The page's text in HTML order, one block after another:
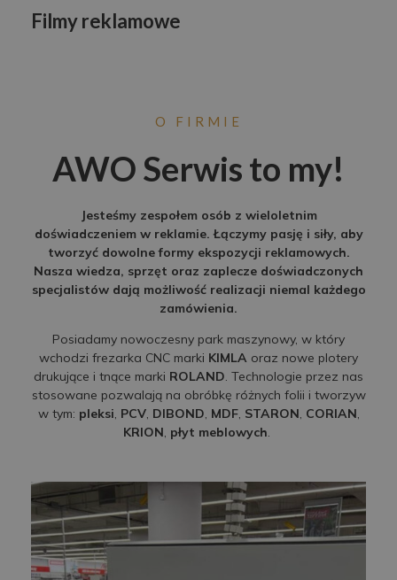
Filmy reklamowe
O FIRMIE
AWO Serwis to my!
Jesteśmy zespołem osób z wieloletnim
doświadczeniem w reklamie. Łączymy pasję i siły, aby
tworzyć dowolne formy ekspozycji reklamowych.
Nasza wiedza, sprzęt oraz zaplecze doświadczonych
specjalistów dają możliwość realizacji niemal każdego
zamówienia.
Posiadamy nowoczesny park maszynowy, w który
wchodzi frezarka CNC marki KIMLA oraz nowe plotery
drukujące i tnące marki ROLAND. Technologie przez nas
stosowane pozwalają na obróbkę różnych folii i tworzyw
w tym: pleksi, PCV, DIBOND, MDF, STARON, CORIAN,
KRION, płyt meblowych.